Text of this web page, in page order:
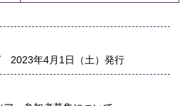
2023年4月1日（土）発行